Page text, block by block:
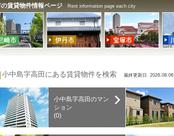
賃貸物件情報ページ Rent information page each city
小中島字高田にある賃貸物件を検索 最終更新日 2026.08.06
小中島字高田のマン
ション
(0)